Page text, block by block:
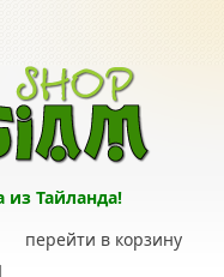
из Тайланда!
перейти в корзину